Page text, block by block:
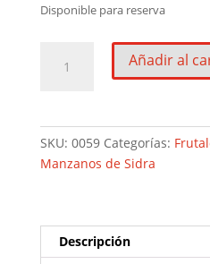
Disponible para reserva
cantidad
Añadir al
SKU: 0059 Categorías:
Manzanos de Sidra
Descripción